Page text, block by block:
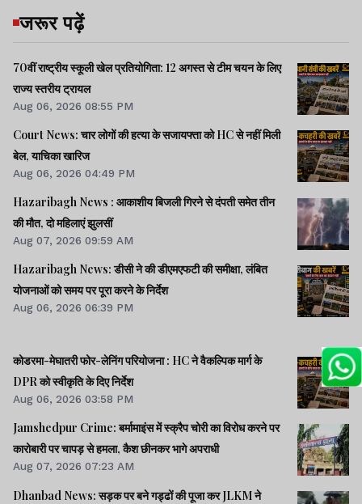
जरूर पढ़ें
70वीं राष्ट्रीय स्कूली खेल प्रतियोगिता: 12 अगस्त से टीम चयन के लिए
राज्य स्तरीय ट्रायल
Aug 06, 2026 08:55 PM
Court News: चार लोगों की हत्या के सजायफ्ता को HC से नहीं मिली
बेल, याचिका खारिज
Aug 06, 2026 04:49 PM
Hazaribagh News : आकाशीय बिजली गिरने से दंपती समेत तीन
की मौत, दो महिलाएं झुलसीं
Aug 07, 2026 09:59 AM
Hazaribagh News: डीसी ने की डीएमएफटी की समीक्षा, लंबित
योजनाओं को समय पर पूरा करने के निर्देश
Aug 06, 2026 06:39 PM
कोडरमा-मेघातरी फोर-लेनिंग परियोजना : HC ने वैकल्पिक मार्ग के
DPR को स्वीकृति के दिए निर्देश
Aug 06, 2026 03:58 PM
Jamshedpur Crime: बर्मामाइंस में स्क्रैप चोरी का विरोध करने पर
कारोबारी पर चापड़ से हमला, कैश छीनकर भागे अपराधी
Aug 07, 2026 07:23 AM
Dhanbad News: सड़क पर बने गड्ढों की पूजा कर JLKM ने